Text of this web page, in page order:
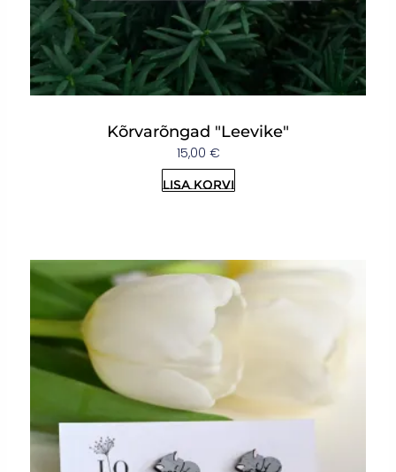
Kõrvarõngad "Leevike"
15,00 €
Lisa korvi